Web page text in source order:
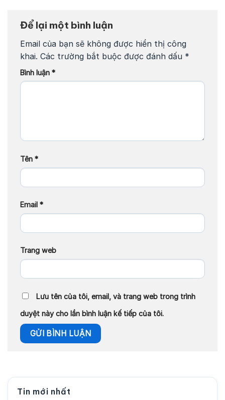
Để lại một bình luận
Email của bạn sẽ không được hiển thị công
khai. Các trường bắt buộc được đánh dấu *
Bình luận *
Tên *
Email *
Trang web
Lưu tên của tôi, email, và trang web trong trình
duyệt này cho lần bình luận kế tiếp của tôi.
Tin mới nhất